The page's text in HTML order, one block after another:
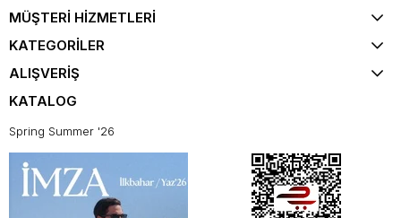
MÜŞTERİ HİZMETLERİ
KATEGORİLER
ALIŞVERİŞ
KATALOG
Spring Summer '26